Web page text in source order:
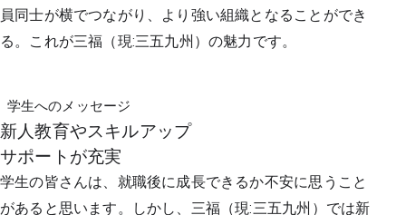
員同士が横でつながり、より強い組織となることができ
る。これが三福（現:三五九州）の魅力です。
学生へのメッセージ
新人教育やスキルアップ
サポートが充実
学生の皆さんは、就職後に成長できるか不安に思うこと
があると思います。しかし、三福（現:三五九州）では新